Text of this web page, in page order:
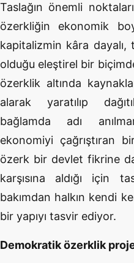
Taslağın önemli
özerkliğin ekonomik
kapitalizmin kâra
olduğu eleştirel bir
özerklik altında
alarak yaratılıp
bağlamda adı
ekonomiyi çağrıştıran
özerk bir devlet fikrine
karşısına aldığı için
bakımdan halkın kendi
bir yapıyı tasvir ediyor.
Demokratik özerklik